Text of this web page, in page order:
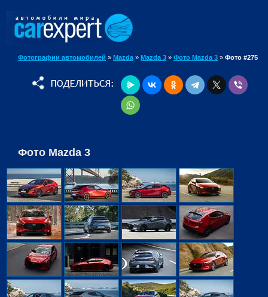
Фотографии автомобилей » Mazda » Mazda 3 » Фото Mazda 3 » Фото #275
Фото Mazda 3